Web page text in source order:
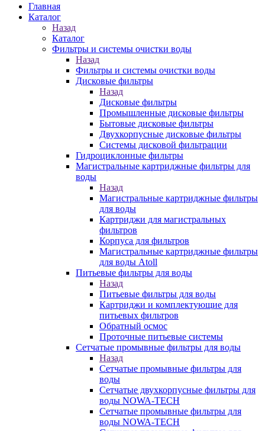
Главная
Каталог
Назад
Каталог
Фильтры и системы очистки воды
Назад
Фильтры и системы очистки воды
Дисковые фильтры
Назад
Дисковые фильтры
Промышленные дисковые фильтры
Бытовые дисковые фильтры
Двухкорпусные дисковые фильтры
Системы дисковой фильтрации
Гидроциклонные фильтры
Магистральные картриджные фильтры для
воды
Назад
Магистральные картриджные фильтры
для воды
Картриджи для магистральных
фильтров
Корпуса для фильтров
Магистральные картриджные фильтры
для воды Atoll
Питьевые фильтры для воды
Назад
Питьевые фильтры для воды
Картриджи и комплектующие для
питьевых фильтров
Обратный осмос
Проточные питьевые системы
Сетчатые промывные фильтры для воды
Назад
Сетчатые промывные фильтры для
воды
Сетчатые двухкорпусные фильтры для
воды NOWA-TECH
Сетчатые промывные фильтры для
воды NOWA-TECH